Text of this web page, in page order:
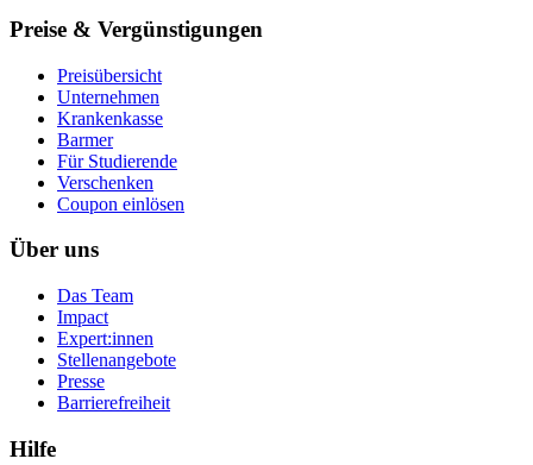
Preise & Vergünstigungen
Preisübersicht
Unternehmen
Krankenkasse
Barmer
Für Studierende
Ver­schen­ken
Coupon einlösen
Über uns
Das Team
Impact
Expert:innen
Stellenangebote
Presse
Barrierefreiheit
Hilfe